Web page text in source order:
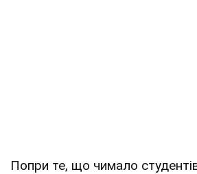
Попри те, що чимало